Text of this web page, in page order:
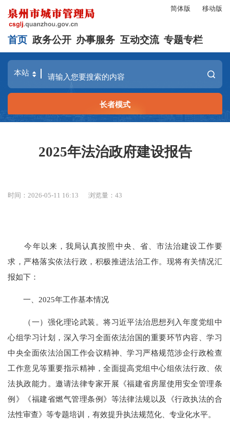
简体版 移动版
首页 政务公开 办事服务 互动交流 专题专栏
长者模式
2025年法治政府建设报告
时间：2026-05-11 16:13 浏览量：43
今年以来，我局认真按照中央、省、市法治建设工作要
求，严格落实依法行政，积极推进法治工作。现将有关情况汇
报如下：
一、2025年工作基本情况
（一）强化理论武装。将习近平法治思想列入年度党组中
心组学习计划，深入学习全面依法治国的重要环节内容、学习
中央全面依法治国工作会议精神、学习严格规范涉企行政检查
工作意见等重要指示精神，全面提高党组中心组依法行政、依
法执政能力。邀请法律专家开展《福建省房屋使用安全管理条
例》《福建省燃气管理条例》等法律法规以及《行政执法的合
法性审查》等专题培训，有效提升执法规范化、专业化水平。